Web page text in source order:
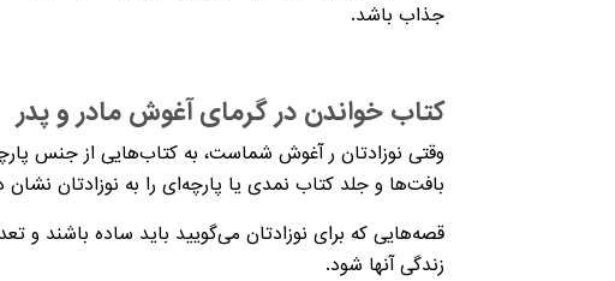
جذاب باشد.
کتاب خواندن در گرمای آغوش مادر و پدر
وقتی نوزادتان ر آغوش شماست، به کتاب‌هایی از جنس
بافت‌ها و جلد کتاب‌ نمدی یا پارچه‌ای را به نوزادتان
قصه‌هایی که برای نوزادتان می‌گویید باید ساده باشند و
زندگی آنها شود.